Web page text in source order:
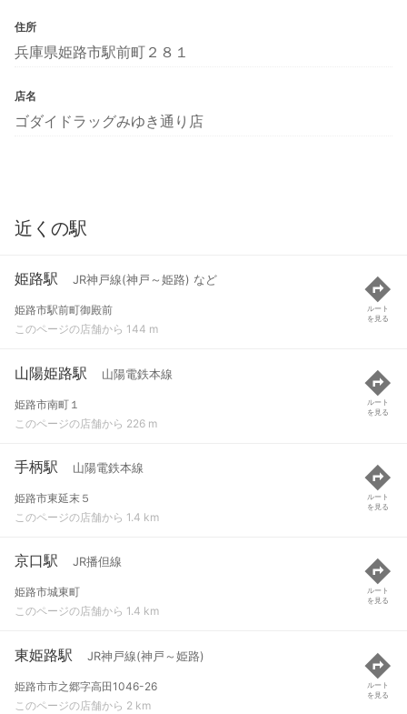
住所
兵庫県姫路市駅前町２８１
店名
ゴダイドラッグみゆき通り店
近くの駅
姫路駅 JR神戸線(神戸～姫路) など
姫路市駅前町御殿前
このページの店舗から 144 m
ルート
を見る
山陽姫路駅 山陽電鉄本線
姫路市南町１
このページの店舗から 226 m
ルート
を見る
手柄駅 山陽電鉄本線
姫路市東延末５
このページの店舗から 1.4 km
ルート
を見る
京口駅 JR播但線
姫路市城東町
このページの店舗から 1.4 km
ルート
を見る
東姫路駅 JR神戸線(神戸～姫路)
姫路市市之郷字高田1046-26
このページの店舗から 2 km
ルート
を見る